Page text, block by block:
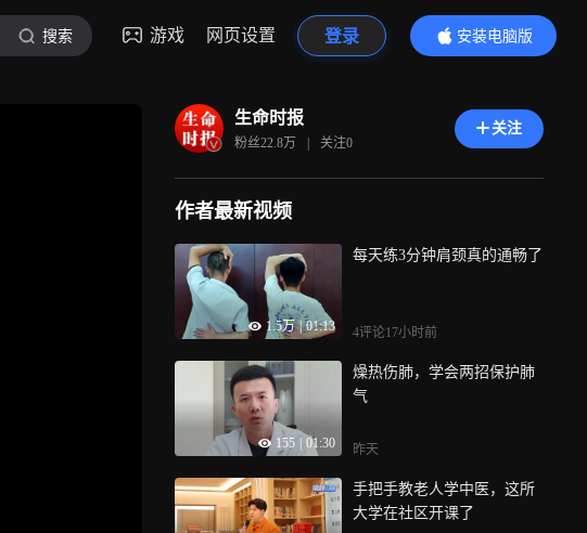
搜索 游戏 网页设置 登录
安装电脑版
内容更精彩
生命时报
粉丝22.8万 | 关注0
关注
作者最新视频
1.5万 | 01:13
每天练3分钟肩颈真的通畅了
4评论17小时前
155 01:30
燥热伤肺，学会两招保护肺
气
昨天
手把手教老人学中医，这所
大学在社区开课了